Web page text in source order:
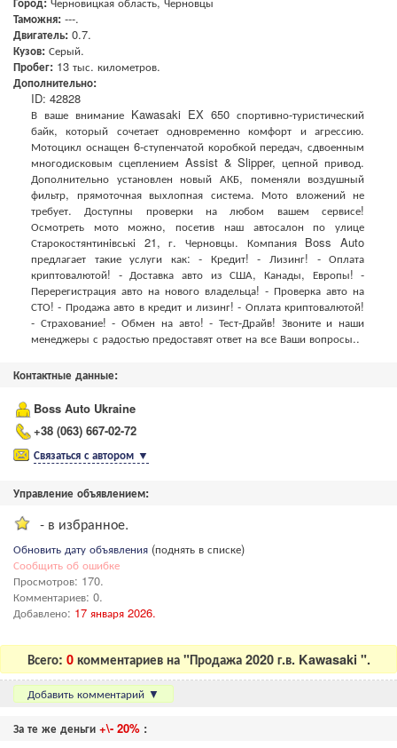
Таможня: ---.
Двигатель: 0.7.
Кузов: Серый.
Пробег: 13 тыс. километров.
Дополнительно:
ID: 42828
В ваше внимание Kawasaki EX 650 спортивно-туристический
байк, который сочетает одновременно комфорт и агрессию.
Мотоцикл оснащен 6-ступенчатой коробкой передач, сдвоенным
многодисковым сцеплением Assist & Slipper, цепной привод.
Дополнительно установлен новый АКБ, поменяли воздушный
фильтр, прямоточная выхлопная система. Мото вложений не
требует. Доступны проверки на любом вашем сервисе!
Осмотреть мото можно, посетив наш автосалон по улице
Старокостянтинівські 21, г. Черновцы. Компания Boss Auto
предлагает такие услуги как: - Кредит! - Лизинг! - Оплата
криптовалютой! - Доставка авто из США, Канады, Европы! -
Перерегистрация авто на нового владельца! - Проверка авто на
СТО! - Продажа авто в кредит и лизинг! - Оплата криптовалютой!
- Страхование! - Обмен на авто! - Тест-Драйв! Звоните и наши
менеджеры с радостью предоставят ответ на все Ваши вопросы..
Контактные данные:
Boss Auto Ukraine
+38 (063) 667-02-72
Связаться с автором ▼
Управление объявлением:
- в избранное.
Обновить дату объявления (поднять в списке)
Сообщить об ошибке
Просмотров: 170.
Комментариев: 0.
Добавлено: 17 января 2026.
Всего: 0 комментариев на "Продажа 2020 г.в. Kawasaki ".
Добавить комментарий ▼
За те же деньги +\- 20% :